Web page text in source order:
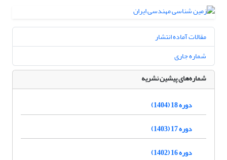
مقالات آماده انتشار
شماره جاری
شماره‌های پیشین نشریه
دوره 18 (1404)
دوره 17 (1403)
دوره 16 (1402)